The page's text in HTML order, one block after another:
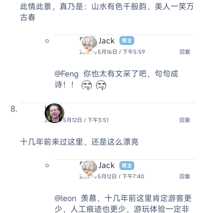
此情此景，真乃是：山水有色千般韵，美人一笑万
古春
阿杰 Jack
博主
2025年5月16日 / 下午5:59
回复
@Feng 你也太有文采了吧，句句成
诗！！
leon
2025年5月12日 / 下午3:51 回复
十几年前来过这里，还是这么漂亮
阿杰 Jack
博主
2025年5月12日 / 下午7:40
回复
@leon 羡慕，十几年前这里肯定游客更
少，人工痕迹也更少，游玩体验一定非